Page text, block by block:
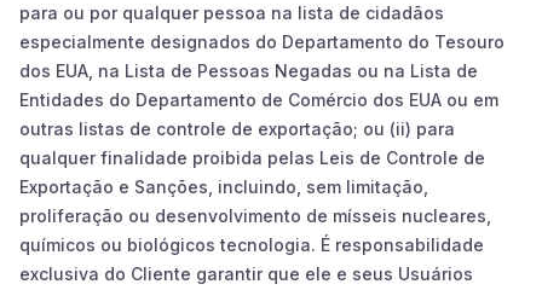
para ou por qualquer pessoa na lista de cidadãos
especialmente designados do Departamento do Tesouro
dos EUA, na Lista de Pessoas Negadas ou na Lista de
Entidades do Departamento de Comércio dos EUA ou em
outras listas de controle de exportação; ou (ii) para
qualquer finalidade proibida pelas Leis de Controle de
Exportação e Sanções, incluindo, sem limitação,
proliferação ou desenvolvimento de mísseis nucleares,
químicos ou biológicos tecnologia. É responsabilidade
exclusiva do Cliente garantir que ele e seus Usuários